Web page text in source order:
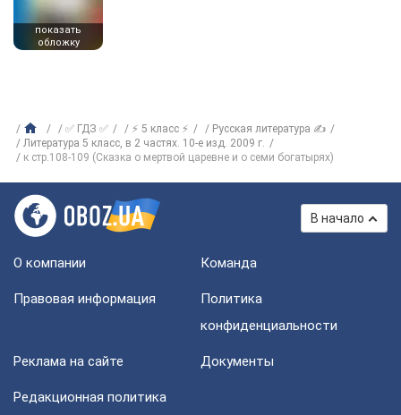
показать
обложку
✅ ГДЗ ✅ ⚡ 5 класс ⚡
Русская литература ✍
Литература 5 класс, в 2 частях. 10-е изд. 2009 г.
к стр.108-109 (Сказка о мертвой царевне и о семи богатырях)
В начало
О компании Команда
Правовая информация
Политика
конфиденциальности
Реклама на сайте Документы
Редакционная политика